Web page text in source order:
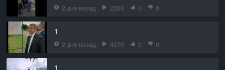
2 дня назад 2260 0 0
1
2 дня назад 4270 0 0
1